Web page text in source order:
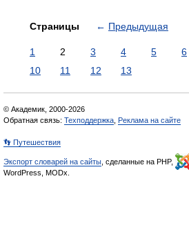
Страницы ← Предыдущая
1 2 3 4 5 6
10
11 12 13
© Академик, 2000-2026
Обратная связь: Техподдержка Реклама на сайте
👣 Путешествия
Экспорт словарей на сайты , сделанные на PHP,
WordPress, MODx.